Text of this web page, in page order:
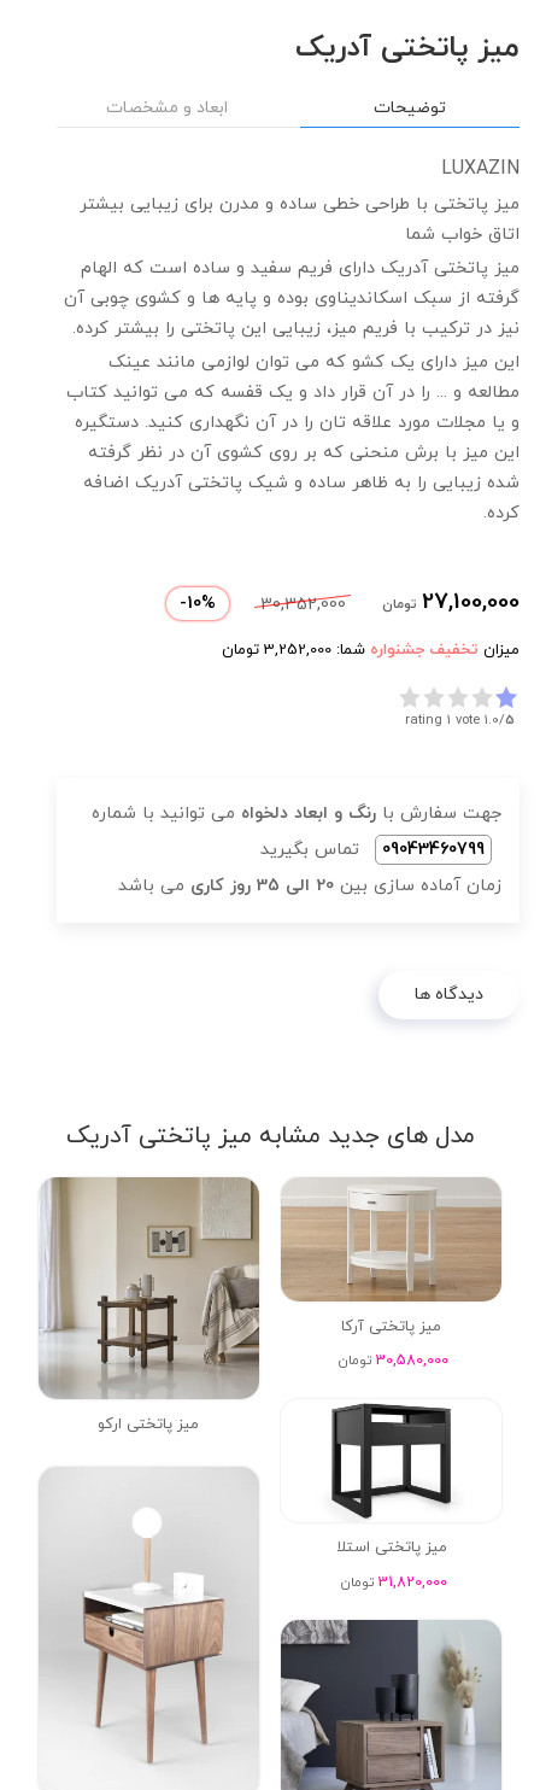
میز پاتختی آدریک
توضیحات ابعاد و مشخصات
LUXAZIN
میز پاتختی با طراحی خطی ساده و مدرن برای زیبایی بیشتر
اتاق خواب شما
میز پاتختی آدریک دارای فریم سفید و ساده است که الهام
گرفته از سبک اسکاندیناوی بوده و پایه ها و کشوی چوبی آن
نیز در ترکیب با فریم میز، زیبایی این پاتختی را بیشتر کرده.
این میز دارای یک کشو که می توان لوازمی مانند عینک
مطالعه و ... را در آن قرار داد و یک قفسه که می توانید کتاب
و یا مجلات مورد علاقه تان را در آن نگهداری کنید. دستگیره
این میز با برش منحنی که بر روی کشوی آن در نظر گرفته
شده زیبایی را به ظاهر ساده و شیک پاتختی آدریک اضافه
کرده.
27,100,000 تومان 30,352,000
10%
-
میزان تخفیف جشنواره شما: 3,252,000 تومان
1.0/5
rating 1 vote
جهت سفارش با رنگ و ابعاد دلخواه می توانید با شماره
09043460799
تماس بگیرید
زمان آماده سازی بین 20 الی 35 روز کاری می باشد
دیدگاه ها
مدل های جدید مشابه میز پاتختی آدریک
میز پاتختی آرکا
30,580,000 تومان
میز پاتختی ارکو
میز پاتختی استلا
31,820,000 تومان